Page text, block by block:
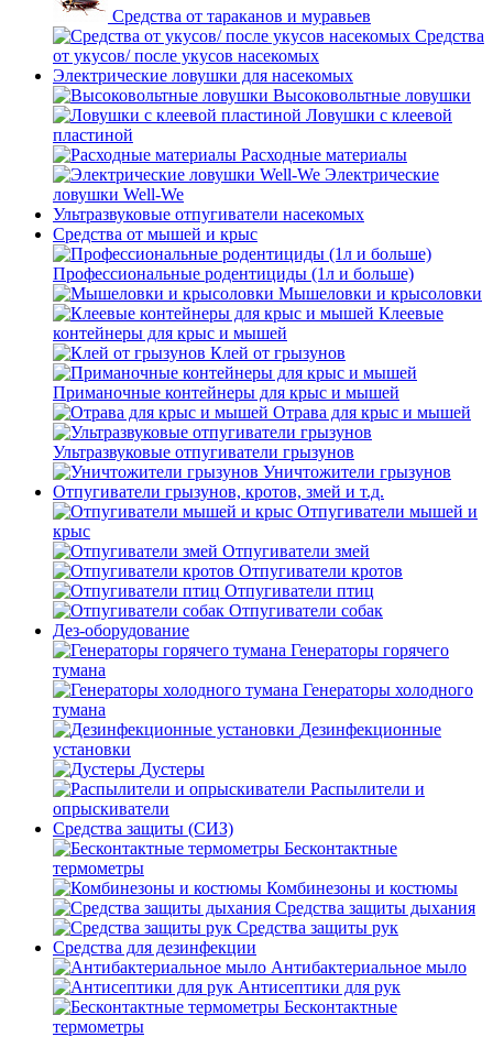
Средства от тараканов и муравьев
Средства
от укусов/ после укусов насекомых
Электрические ловушки для насекомых
Высоковольтные ловушки
Ловушки с клеевой
пластиной
Расходные материалы
Электрические
ловушки Well-We
Ультразвуковые отпугиватели насекомых
Средства от мышей и крыс
Профессиональные родентициды (1л и больше)
Мышеловки и крысоловки
Клеевые
контейнеры для крыс и мышей
Клей от грызунов
Приманочные контейнеры для крыс и мышей
Отрава для крыс и мышей
Ультразвуковые отпугиватели грызунов
Уничтожители грызунов
Отпугиватели грызунов, кротов, змей и т.д.
Отпугиватели мышей и
крыс
Отпугиватели змей
Отпугиватели кротов
Отпугиватели птиц
Отпугиватели собак
Дез-оборудование
Генераторы горячего
тумана
Генераторы холодного
тумана
Дезинфекционные
установки
Дустеры
Распылители и
опрыскиватели
Средства защиты (СИЗ)
Бесконтактные
термометры
Комбинезоны и костюмы
Средства защиты дыхания
Средства защиты рук
Средства для дезинфекции
Антибактериальное мыло
Антисептики для рук
Бесконтактные
термометры